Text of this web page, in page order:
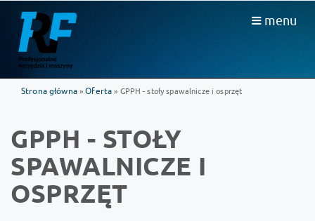
menu
Strona główna»Oferta » GPPH - stoły spawalnicze i osprzęt
GPPH - STOŁY
SPAWALNICZE I
OSPRZĘT